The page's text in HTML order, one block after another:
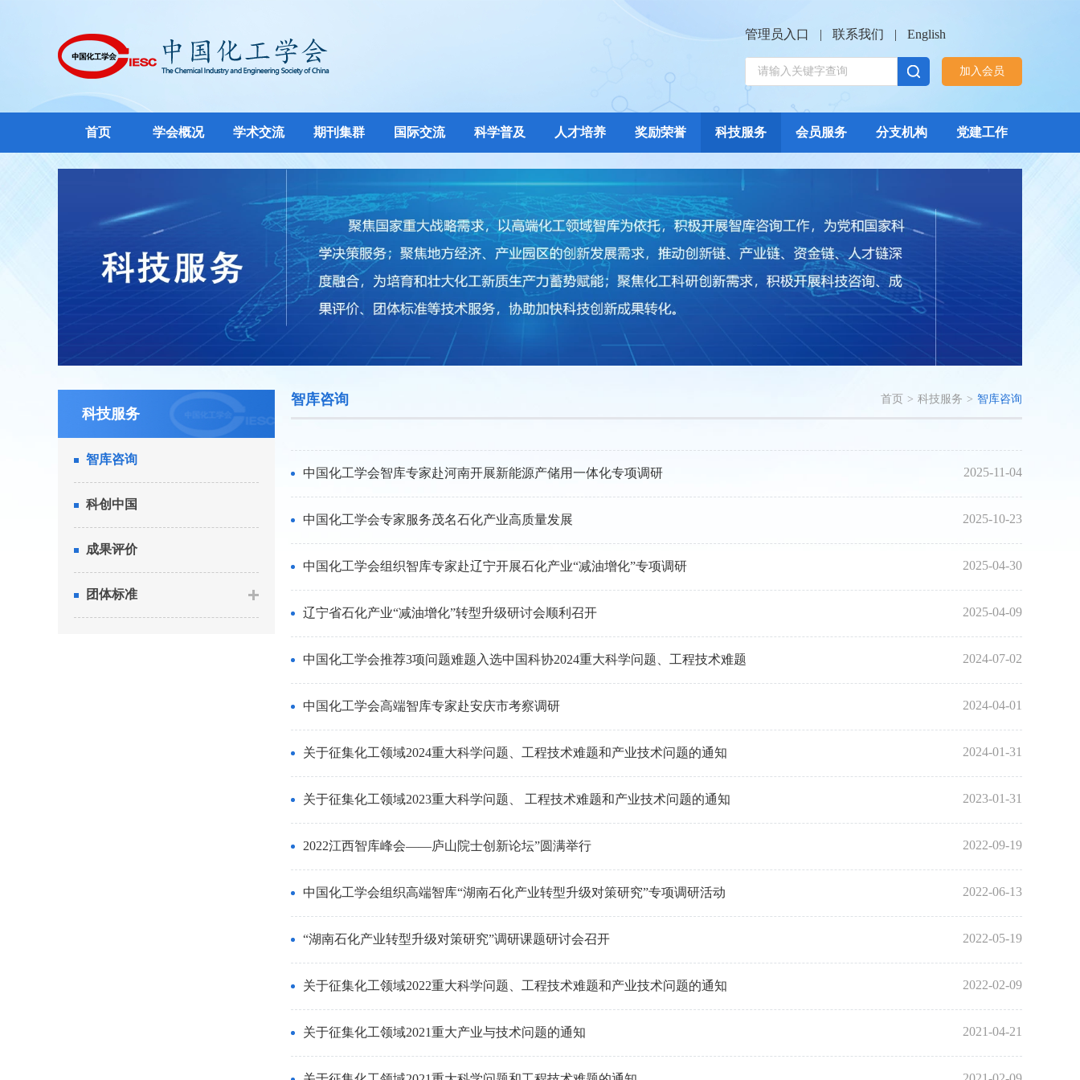
管理员入口 | 联系我们 | English
加入会员
首页 学会概况 学术交流 期刊集群 国际交流 科学普及 人才培养 奖励荣誉 科技服务 会员服务 分支机构 党建工作
科技服务
智库咨询
科创中国
成果评价
团体标准
智库咨询 首页 > 科技服务 > 智库咨询
中国化工学会智库专家赴河南开展新能源产储用一体化专项调研 2025-11-04
中国化工学会专家服务茂名石化产业高质量发展 2025-10-23
中国化工学会组织智库专家赴辽宁开展石化产业“减油增化”专项调研 2025-04-30
辽宁省石化产业“减油增化”转型升级研讨会顺利召开 2025-04-09
中国化工学会推荐3项问题难题入选中国科协2024重大科学问题、工程技术难题 2024-07-02
中国化工学会高端智库专家赴安庆市考察调研 2024-04-01
关于征集化工领域2024重大科学问题、工程技术难题和产业技术问题的通知 2024-01-31
关于征集化工领域2023重大科学问题、 工程技术难题和产业技术问题的通知 2023-01-31
2022江西智库峰会——庐山院士创新论坛”圆满举行 2022-09-19
中国化工学会组织高端智库“湖南石化产业转型升级对策研究”专项调研活动 2022-06-13
“湖南石化产业转型升级对策研究”调研课题研讨会召开 2022-05-19
关于征集化工领域2022重大科学问题、工程技术难题和产业技术问题的通知 2022-02-09
关于征集化工领域2021重大产业与技术问题的通知 2021-04-21